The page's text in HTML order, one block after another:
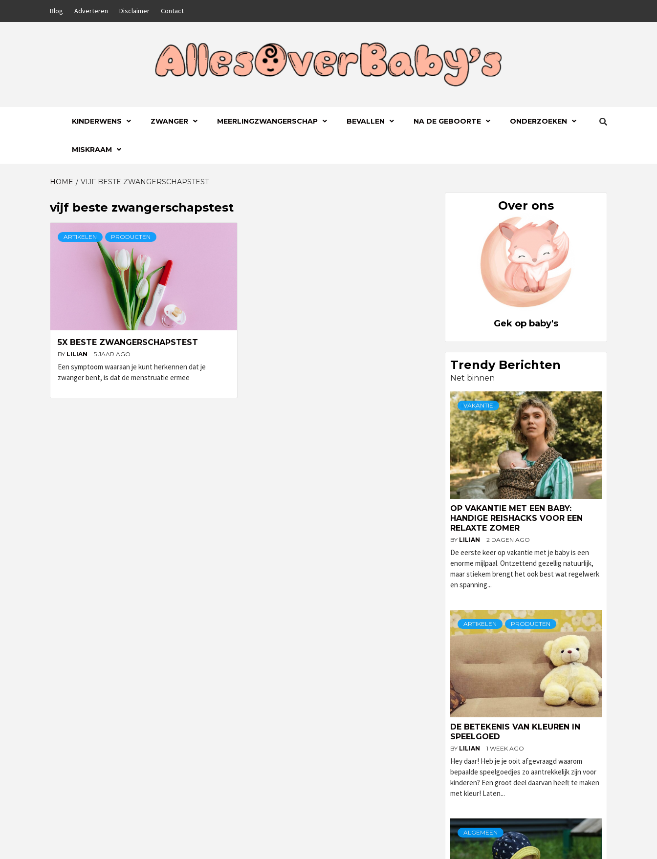
Blog Adverteren Disclaimer Contact
ALLESOVERBABYS.NL
KINDERWENS ZWANGER MEERLINGZWANGERSCHAP BEVALLEN NA DE GEBOORTE ONDERZOEKEN
MISKRAAM
HOME VIJF BESTE ZWANGERSCHAPSTEST
vijf beste zwangerschapstest
ARTIKELEN PRODUCTEN
5X BESTE ZWANGERSCHAPSTEST
BY LILIAN 5 JAAR AGO
Een symptoom waaraan je kunt herkennen dat je
zwanger bent, is dat de menstruatie ermee
Over ons
Gek op baby's
Trendy Berichten
Net binnen
VAKANTIE
OP VAKANTIE MET EEN BABY:
HANDIGE REISHACKS VOOR EEN
RELAXTE ZOMER
BY LILIAN 2 DAGEN AGO
De eerste keer op vakantie met je baby is een
enorme mijlpaal. Ontzettend gezellig natuurlijk,
maar stiekem brengt het ook best wat regelwerk
en spanning...
ARTIKELEN PRODUCTEN
DE BETEKENIS VAN KLEUREN IN
SPEELGOED
BY LILIAN 1 WEEK AGO
Hey daar! Heb je je ooit afgevraagd waarom
bepaalde speelgoedjes zo aantrekkelijk zijn voor
kinderen? Een groot deel daarvan heeft te maken
met kleur! Laten...
ALGEMEEN